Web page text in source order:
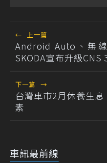
← 上一篇
Android Auto、無
SKODA宣布升級
下一篇 →
台灣車市2月休養生
素
車訊最前線